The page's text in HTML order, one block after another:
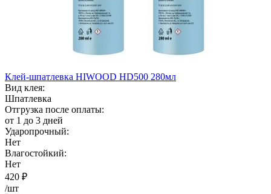
Клей-шпатлевка HIWOOD HD500 280мл
Вид клея:
Шпатлевка
Отгрузка после оплаты:
от 1 до 3 дней
Ударопрочный:
Нет
Влагостойкий:
Нет
420 ₽
/шт